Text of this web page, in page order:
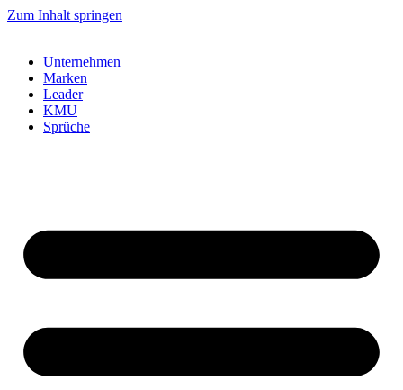
Zum Inhalt springen
Unternehmen
Marken
Leader
KMU
Sprüche